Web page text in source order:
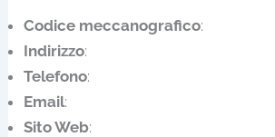
Codice meccanografico:
Indirizzo:
Telefono:
Email:
Sito Web: